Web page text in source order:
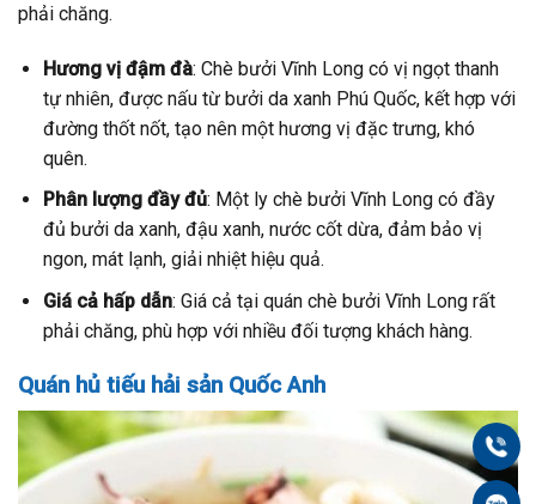
phải chăng.
Hương vị đậm đà: Chè bưởi Vĩnh Long có vị ngọt thanh
tự nhiên, được nấu từ bưởi da xanh Phú Quốc, kết hợp với
đường thốt nốt, tạo nên một hương vị đặc trưng, khó
quên.
Phân lượng đầy đủ: Một ly chè bưởi Vĩnh Long có đầy
đủ bưởi da xanh, đậu xanh, nước cốt dừa, đảm bảo vị
ngon, mát lạnh, giải nhiệt hiệu quả.
Giá cả hấp dẫn: Giá cả tại quán chè bưởi Vĩnh Long rất
phải chăng, phù hợp với nhiều đối tượng khách hàng.
Quán hủ tiếu hải sản Quốc Anh